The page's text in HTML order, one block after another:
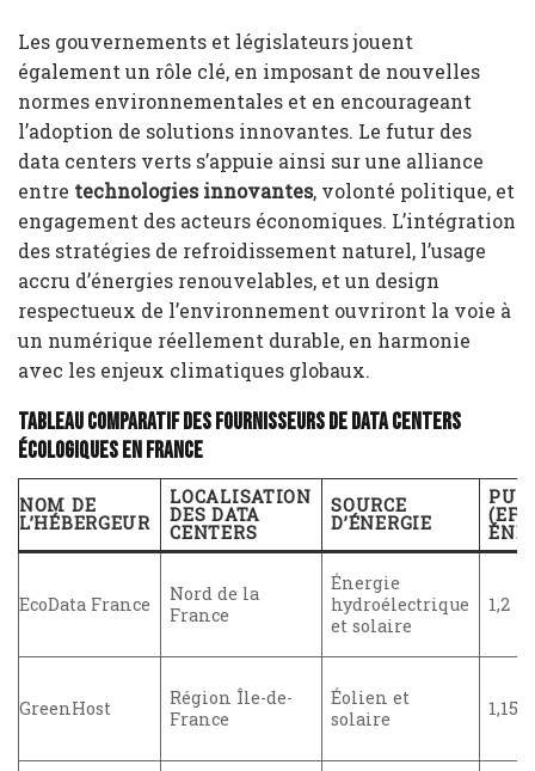
Les gouvernements et législateurs jouent
également un rôle clé, en imposant de nouvelles
normes environnementales et en encourageant
l’adoption de solutions innovantes. Le futur des
data centers verts s’appuie ainsi sur une alliance
entre technologies innovantes, volonté politique, et
engagement des acteurs économiques. L’intégration
des stratégies de refroidissement naturel, l’usage
accru d’énergies renouvelables, et un design
respectueux de l’environnement ouvriront la voie à
un numérique réellement durable, en harmonie
avec les enjeux climatiques globaux.
Tableau Comparatif des Fournisseurs de Data Centers
Écologiques en France
NOM DE
L’HÉBERGEUR
LOCALISATION
DES DATA
CENTERS
SOURCE
D’ÉNERGIE
PUE
EcoData France
Nord de la
France
Énergie
hydroélectrique
et solaire
1,2
GreenHost
Région Île-de-
France
Éolien et
solaire
1,15